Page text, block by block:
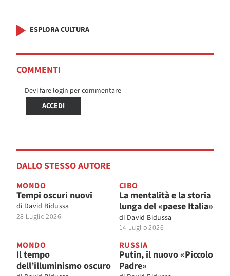
ESPLORA CULTURA
COMMENTI
Devi fare login per commentare
ACCEDI
DALLO STESSO AUTORE
MONDO
Tempi oscuri nuovi
di David Bidussa
28 Luglio 2026
CIBO
La mentalità e la storia
lunga del «paese Italia»
di David Bidussa
14 Luglio 2026
MONDO
Il tempo
dell’illuminismo oscuro
RUSSIA
Putin, il nuovo «Piccolo
Padre»